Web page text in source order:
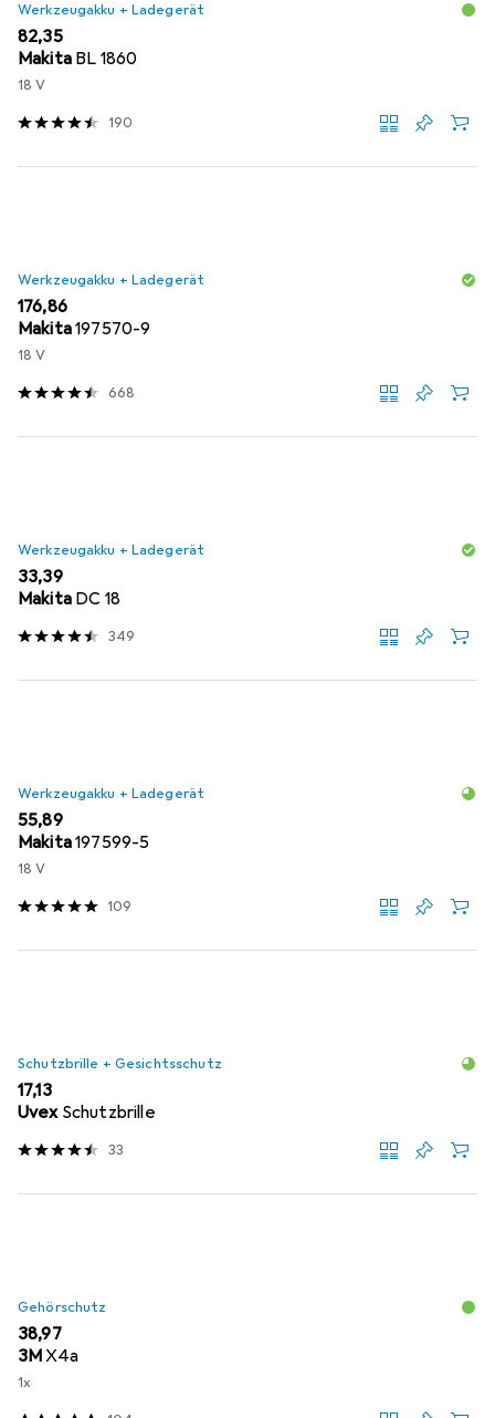
Werkzeugakku + Ladegerät
EUR
82,35
Makita BL 1860
18 V
190
Werkzeugakku + Ladegerät
EUR
176,86
Makita197570-9
18 V
668
Werkzeugakku + Ladegerät
EUR
33,39
Makita DC 18
349
Werkzeugakku + Ladegerät
EUR
55,89
Makita197599-5
18 V
109
Schutzbrille + Gesichtsschutz
EUR
17,13
Uvex Schutzbrille
33
Gehörschutz
EUR
38,97
3MX4a
1x